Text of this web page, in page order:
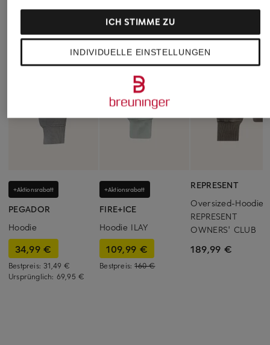
+Aktionsrabatt
PEGADOR
Hoodie
34,99 €
Bestpreis:31,49 €
Ursprünglich: 69,95 €
+Aktionsrabatt
FIRE+ICE
Hoodie ILAY
109,99 €
Bestpreis:160 €
REPRESENT
Oversized-Hoodie
REPRESENT
OWNERS' CLUB
189,99 €
INDIVIDUELLE EINSTELLUNGEN
ICH STIMME ZU